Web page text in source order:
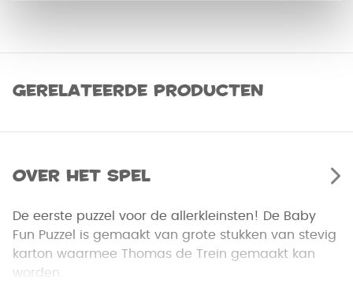
Gerelateerde producten
Over het spel
De eerste puzzel voor de allerkleinsten! De Baby
Fun Puzzel is gemaakt van grote stukken van stevig
karton waarmee Thomas de Trein gemaakt kan
worden.